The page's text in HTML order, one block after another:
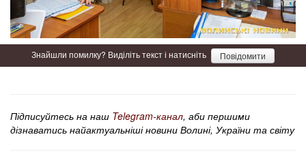
Знайшли помилку? Виділіть текст і натисніть Повідомити
Підписуйтесь на наш Telegram-канал, аби першими
дізнаватись найактуальніші новини Волині, України та світу